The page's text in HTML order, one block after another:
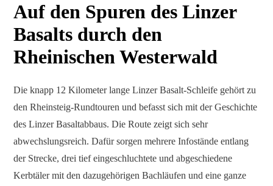
Auf den Spuren des Linzer
Basalts durch den
Rheinischen Westerwald
Die knapp 12 Kilometer lange Linzer Basalt-Schleife gehört zu
den Rheinsteig-Rundtouren und befasst sich mit der Geschichte
des Linzer Basaltabbaus. Die Route zeigt sich sehr
abwechslungsreich. Dafür sorgen mehrere Infostände entlang
der Strecke, drei tief eingeschluchtete und abgeschiedene
Kerbtäler mit den dazugehörigen Bachläufen und eine ganze